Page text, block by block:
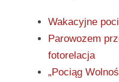
Wakacyjne
Parowozem
fotorelacja
„Pociąg